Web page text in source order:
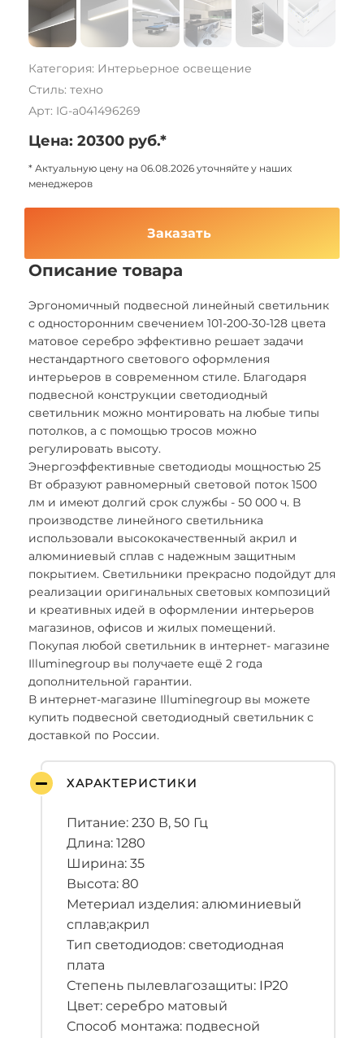
Категория: Интерьерное освещение
Стиль: техно
Арт: IG-a041496269
Цена: 20300 руб.*
* Актуальную цену на 06.08.2026 уточняйте у наших
менеджеров
Заказать
Описание товара
Эргономичный подвесной линейный светильник
с односторонним свечением 101-200-30-128 цвета
матовое серебро эффективно решает задачи
нестандартного светового оформления
интерьеров в современном стиле. Благодаря
подвесной конструкции светодиодный
светильник можно монтировать на любые типы
потолков, а с помощью тросов можно
регулировать высоту.
Энергоэффективные светодиоды мощностью 25
Вт образуют равномерный световой поток 1500
лм и имеют долгий срок службы - 50 000 ч. В
производстве линейного светильника
использовали высококачественный акрил и
алюминиевый сплав с надежным защитным
покрытием. Светильники прекрасно подойдут для
реализации оригинальных световых композиций
и креативных идей в оформлении интерьеров
магазинов, офисов и жилых помещений.
Покупая любой светильник в интернет- магазине
Illuminegroup вы получаете ещё 2 года
дополнительной гарантии.
В интернет-магазине Illuminegroup вы можете
купить подвесной светодиодный светильник с
доставкой по России.
ХАРАКТЕРИСТИКИ
Питание: 230 В, 50 Гц
Длина: 1280
Ширина: 35
Высота: 80
Метериал изделия: алюминиевый
сплав;акрил
Тип светодиодов: светодиодная
плата
Степень пылевлагозащиты: IP20
Цвет: серебро матовый
Способ монтажа: подвесной